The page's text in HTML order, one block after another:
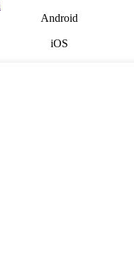
Android
iOS